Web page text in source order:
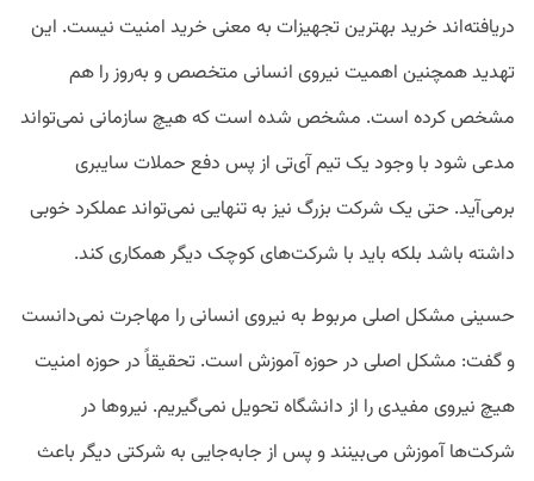
دریافته‌اند خرید بهترین تجهیزات به معنی خرید امنیت نیست. این
تهدید همچنین اهمیت نیروی انسانی متخصص و به‌روز را هم
مشخص کرده است. مشخص شده است که هیچ سازمانی نمی‌تواند
مدعی شود با وجود یک تیم آی‌تی از پس دفع حملات سایبری
برمی‌آید. حتی یک شرکت بزرگ نیز به تنهایی نمی‌تواند عملکرد خوبی
داشته باشد بلکه باید با شرکت‌های کوچک دیگر همکاری کند.
حسینی مشکل اصلی مربوط به نیروی انسانی را مهاجرت نمی‌دانست
و گفت: مشکل اصلی در حوزه آموزش است. تحقیقاً در حوزه امنیت
هیچ نیروی مفیدی را از دانشگاه تحویل نمی‌گیریم. نیروها در
شرکت‌ها آموزش می‌بینند و پس از جابه‌جایی به شرکتی دیگر باعث